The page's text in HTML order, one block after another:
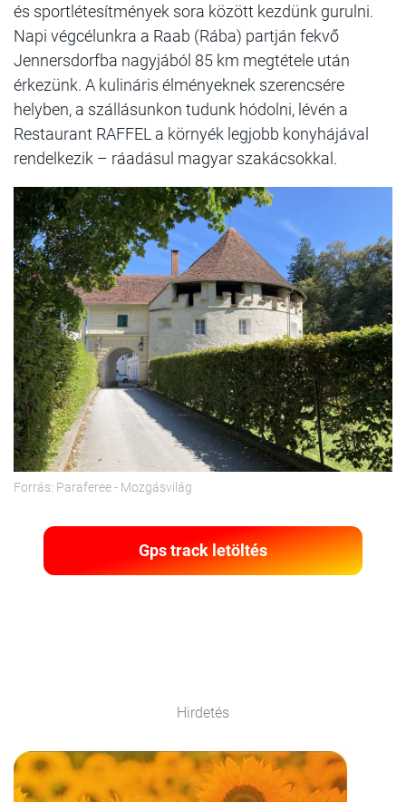
és sportlétesítmények sora között kezdünk gurulni.
Napi végcélunkra a Raab (Rába) partján fekvő
Jennersdorfba nagyjából 85 km megtétele után
érkezünk. A kulináris élményeknek szerencsére
helyben, a szállásunkon tudunk hódolni, lévén a
Restaurant RAFFEL a környék legjobb konyhájával
rendelkezik – ráadásul magyar szakácsokkal.
Forrás: Paraferee - Mozgásvilág
Gps track letöltés
Hirdetés